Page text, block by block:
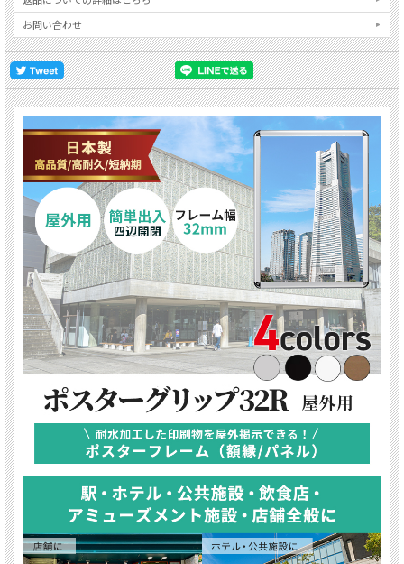
お問い合わせ